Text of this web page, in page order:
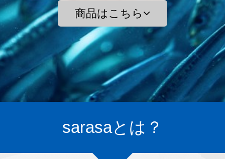
商品はこちら
sarasaとは？